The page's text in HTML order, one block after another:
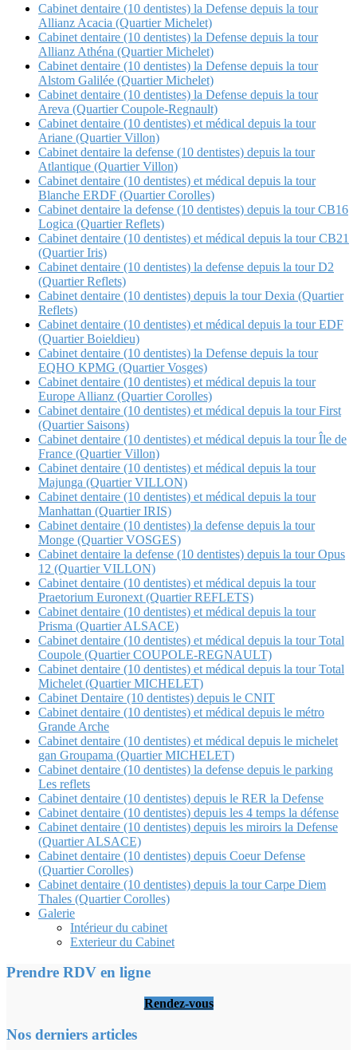
Cabinet dentaire (10 dentistes) la Defense depuis la tour
Allianz Acacia (Quartier Michelet)
Cabinet dentaire (10 dentistes) la Defense depuis la tour
Allianz Athéna (Quartier Michelet)
Cabinet dentaire (10 dentistes) la Defense depuis la tour
Alstom Galilée (Quartier Michelet)
Cabinet dentaire (10 dentistes) la Defense depuis la tour
Areva (Quartier Coupole-Regnault)
Cabinet dentaire (10 dentistes) et médical depuis la tour
Ariane (Quartier Villon)
Cabinet dentaire la defense (10 dentistes) depuis la tour
Atlantique (Quartier Villon)
Cabinet dentaire (10 dentistes) et médical depuis la tour
Blanche ERDF (Quartier Corolles)
Cabinet dentaire la defense (10 dentistes) depuis la tour CB16
Logica (Quartier Reflets)
Cabinet dentaire (10 dentistes) et médical depuis la tour CB21
(Quartier Iris)
Cabinet dentaire (10 dentistes) la defense depuis la tour D2
(Quartier Reflets)
Cabinet dentaire (10 dentistes) depuis la tour Dexia (Quartier
Reflets)
Cabinet dentaire (10 dentistes) et médical depuis la tour EDF
(Quartier Boieldieu)
Cabinet dentaire (10 dentistes) la Defense depuis la tour
EQHO KPMG (Quartier Vosges)
Cabinet dentaire (10 dentistes) et médical depuis la tour
Europe Allianz (Quartier Corolles)
Cabinet dentaire (10 dentistes) et médical depuis la tour First
(Quartier Saisons)
Cabinet dentaire (10 dentistes) et médical depuis la tour Île de
France (Quartier Villon)
Cabinet dentaire (10 dentistes) et médical depuis la tour
Majunga (Quartier VILLON)
Cabinet dentaire (10 dentistes) et médical depuis la tour
Manhattan (Quartier IRIS)
Cabinet dentaire (10 dentistes) la defense depuis la tour
Monge (Quartier VOSGES)
Cabinet dentaire la defense (10 dentistes) depuis la tour Opus
12 (Quartier VILLON)
Cabinet dentaire (10 dentistes) et médical depuis la tour
Praetorium Euronext (Quartier REFLETS)
Cabinet dentaire (10 dentistes) et médical depuis la tour
Prisma (Quartier ALSACE)
Cabinet dentaire (10 dentistes) et médical depuis la tour Total
Coupole (Quartier COUPOLE-REGNAULT)
Cabinet dentaire (10 dentistes) et médical depuis la tour Total
Michelet (Quartier MICHELET)
Cabinet Dentaire (10 dentistes) depuis le CNIT
Cabinet dentaire (10 dentistes) et médical depuis le métro
Grande Arche
Cabinet dentaire (10 dentistes) et médical depuis le michelet
gan Groupama (Quartier MICHELET)
Cabinet dentaire (10 dentistes) la defense depuis le parking
Les reflets
Cabinet dentaire (10 dentistes) depuis le RER la Defense
Cabinet dentaire (10 dentistes) depuis les 4 temps la défense
Cabinet dentaire (10 dentistes) depuis les miroirs la Defense
(Quartier ALSACE)
Cabinet dentaire (10 dentistes) depuis Coeur Defense
(Quartier Corolles)
Cabinet dentaire (10 dentistes) depuis la tour Carpe Diem
Thales (Quartier Corolles)
Galerie
Intérieur du cabinet
Exterieur du Cabinet
Prendre RDV en ligne
Rendez-vous
Nos derniers articles